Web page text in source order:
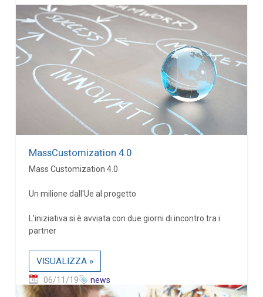
MassCustomization 4.0
Mass Customization 4.0
Un milione dall'Ue al progetto
L'iniziativa si è avviata con due giorni di incontro tra i
partner
VISUALIZZA »
06/11/19 news